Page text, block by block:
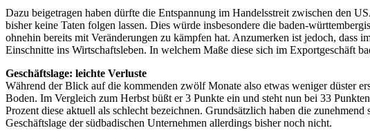
Dazu beigetragen haben dürfte die Entspannung im Handelsstreit zwischen den
bisher keine Taten folgen lassen. Dies würde insbesondere die baden-
ohnehin bereits mit Veränderungen zu kämpfen hat. Anzumerken ist jedoch,
Einschnitte ins Wirtschaftsleben. In welchem Maße diese sich im Exportgeschäft
Geschäftslage: leichte Verluste
Während der Blick auf die kommenden zwölf Monate also etwas weniger düster
Boden. Im Vergleich zum Herbst büßt er 3 Punkte ein und steht nun bei 33
Prozent diese aktuell als schlecht bezeichnen. Grundsätzlich haben die
Geschäftslage der südbadischen Unternehmen allerdings bisher noch nicht.